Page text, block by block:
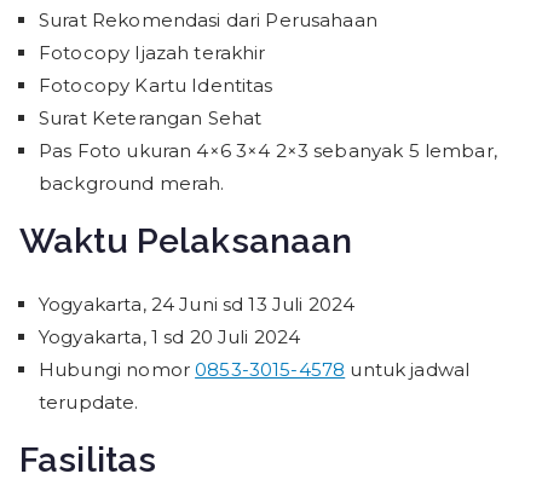
Surat Rekomendasi dari Perusahaan
Fotocopy Ijazah terakhir
Fotocopy Kartu Identitas
Surat Keterangan Sehat
Pas Foto ukuran 4×6 3×4 2×3 sebanyak 5 lembar,
background merah.
Waktu Pelaksanaan
Yogyakarta, 24 Juni sd 13 Juli 2024
Yogyakarta, 1 sd 20 Juli 2024
Hubungi nomor0853-3015-4578 untuk jadwal
terupdate.
Fasilitas